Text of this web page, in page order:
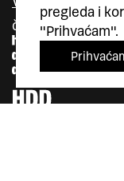
pregleda i
"Prihvaćam".
član
član